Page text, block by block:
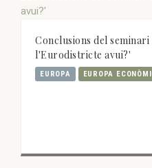
Conclusions del seminari
l'Eurodistricte avui?'
EUROPA EUROPA